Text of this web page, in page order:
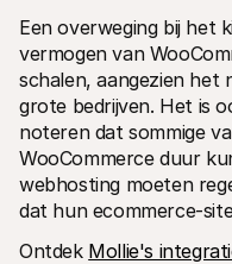
Een overweging bij het
vermogen van
schalen, aangezien het
grote bedrijven. Het is
noteren dat sommige
WooCommerce duur
webhosting moeten
dat hun ecommerce-
Ontdek Mollie's